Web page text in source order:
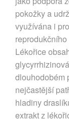
pokožky a
využívána i
Lékořice
dlouhodobém
nejčastější
hladiny
extrakt z